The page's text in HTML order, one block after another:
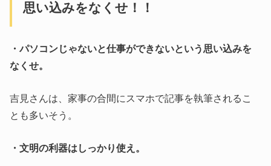
思い込みをなくせ！！
・パソコンじゃないと仕事ができないという思い込みを
なくせ。
吉見さんは、家事の合間にスマホで記事を執筆されるこ
とも多いそう。
・文明の利器はしっかり使え。